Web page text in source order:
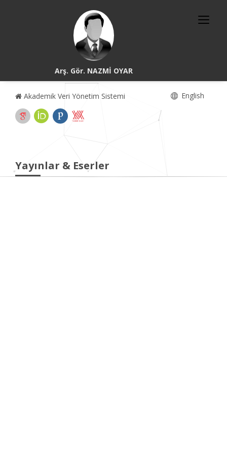
Arş. Gör. NAZMİ OYAR
Akademik Veri Yönetim Sistemi English
Yayınlar & Eserler